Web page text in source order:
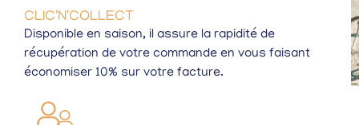
CLIC'N'COLLECT
Disponible en saison, il assure la rapidité de
récupération de votre commande en vous faisant
économiser 10% sur votre facture.